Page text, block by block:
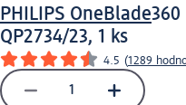
PHILIPS OneBlade
QP2734/23, 1 ks
4.5 (1289